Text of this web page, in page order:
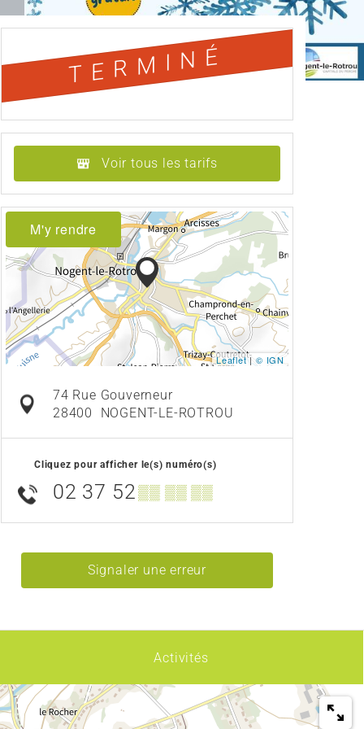
TERMINÉ
Voir tous les tarifs
M'y rendre
Leaflet| © IGN
74 Rue Gouverneur
28400
NOGENT-LE-ROTROU
Cliquez pour afficher le(s) numéro(s)
02 37 52 ▒▒ ▒▒ ▒▒
Signaler une erreur
Activités